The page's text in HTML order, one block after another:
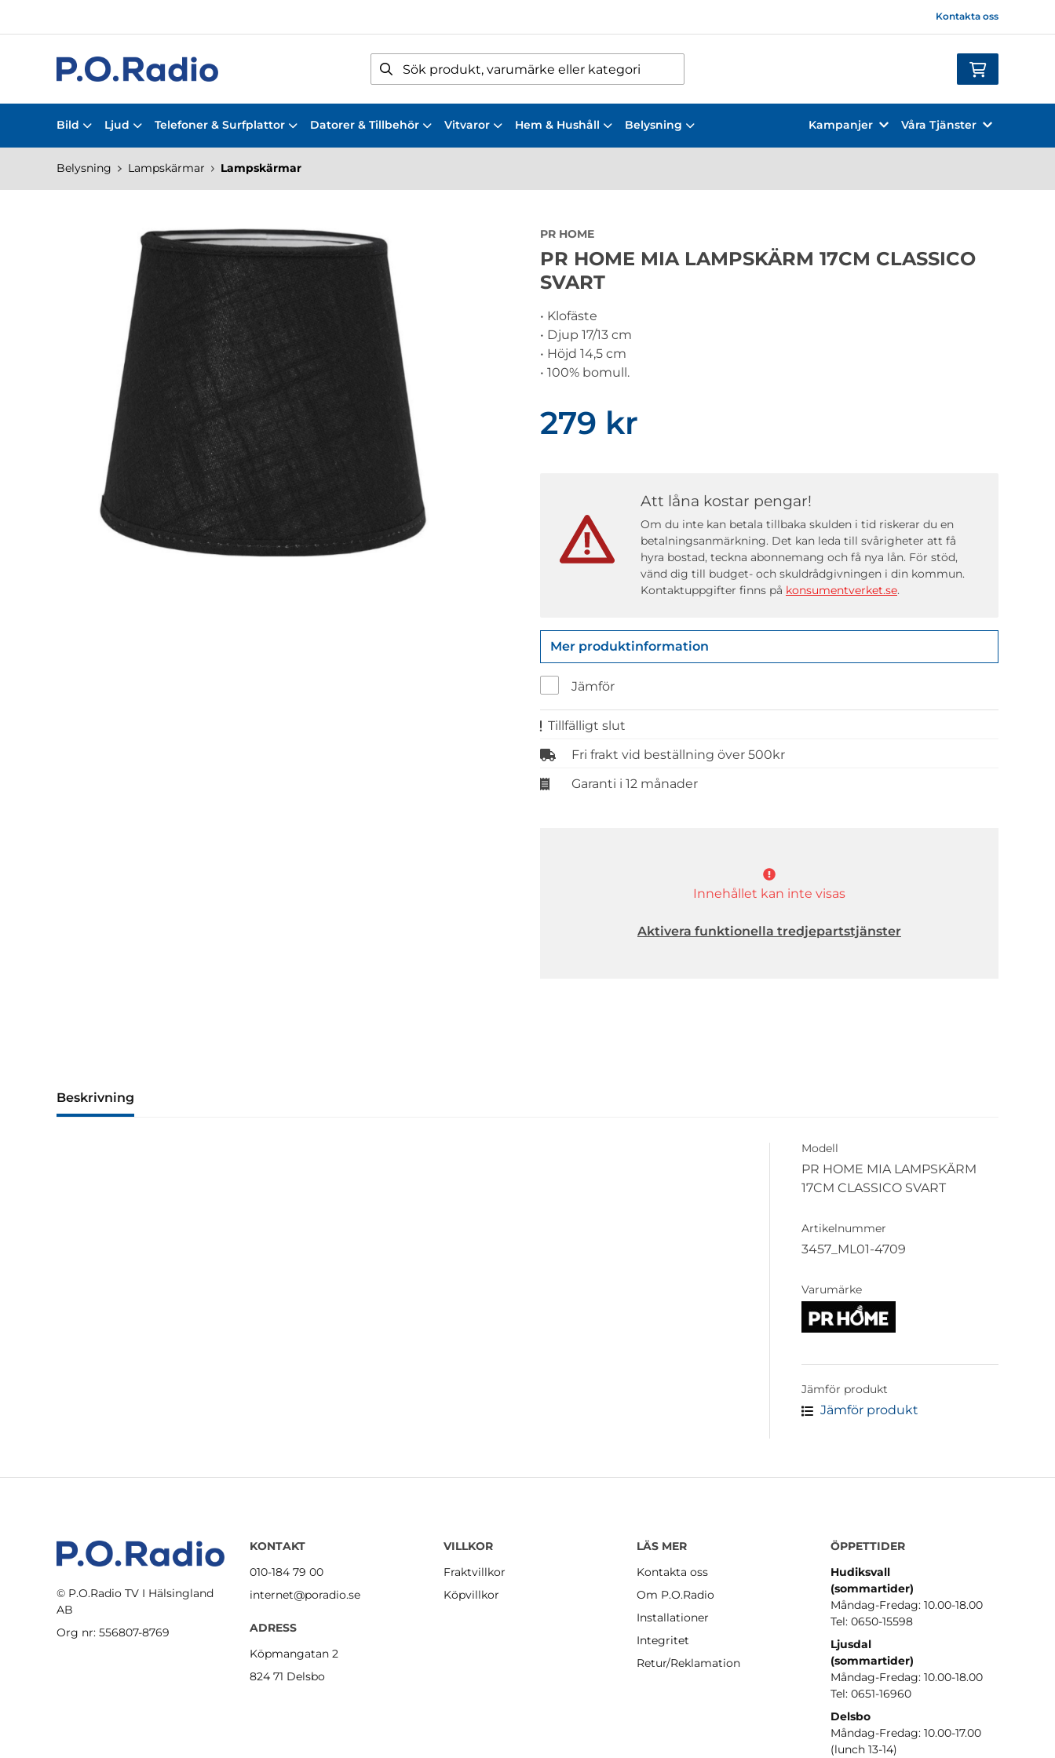
Kontakta oss
Bild Ljud Telefoner & Surfplattor Datorer & Tillbehör Vitvaror Hem & Hushåll Belysning Kampanjer Våra Tjänster
Belysning Lampskärmar Lampskärmar
PR HOME
PR HOME MIA LAMPSKÄRM 17CM CLASSICO
SVART
• Klofäste
• Djup 17/13 cm
• Höjd 14,5 cm
• 100% bomull.
279 kr
Att låna kostar pengar!
Om du inte kan betala tillbaka skulden i tid riskerar du en
betalningsanmärkning. Det kan leda till svårigheter att få
hyra bostad, teckna abonnemang och få nya lån. För stöd,
vänd dig till budget- och skuldrådgivningen i din kommun.
Kontaktuppgifter finns på konsumentverket.se.
Mer produktinformation
Jämför
Tillfälligt slut
Fri frakt vid beställning över 500kr
Garanti i 12 månader
Innehållet kan inte visas
Aktivera funktionella tredjepartstjänster
Beskrivning
Modell
PR HOME MIA LAMPSKÄRM
17CM CLASSICO SVART
Artikelnummer
3457_ML01-4709
Varumärke
Jämför produkt
Jämför produkt
© P.O.Radio TV I Hälsingland
AB
Org nr: 556807-8769
KONTAKT
010-184 79 00
internet@poradio.se
ADRESS
Köpmangatan 2
824 71 Delsbo
VILLKOR
Fraktvillkor
Köpvillkor
LÄS MER
Kontakta oss
Om P.O.Radio
Installationer
Integritet
Retur/Reklamation
ÖPPETTIDER
Hudiksvall
(sommartider)
Måndag-Fredag: 10.00-18.00
Tel: 0650-15598
Ljusdal
(sommartider)
Måndag-Fredag: 10.00-18.00
Tel: 0651-16960
Delsbo
Måndag-Fredag: 10.00-17.00
(lunch 13-14)